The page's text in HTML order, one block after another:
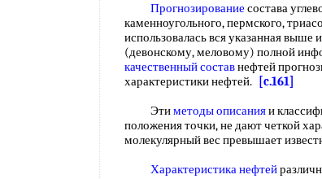
Прогнозирование состава
каменноугольного, пермского,
использовалась вся указанная
(девонскому, меловому) полной
качественный составнефтей
характеристики нефтей.
[c.161]
Этиметоды описанияи
положения точки, не дают четкой
молекулярный вес превышает
Характеристика нефтей